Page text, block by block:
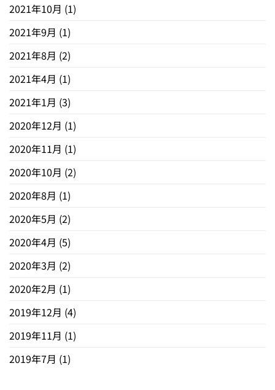
2021年10月 (1)
2021年9月 (1)
2021年8月 (2)
2021年4月 (1)
2021年1月 (3)
2020年12月 (1)
2020年11月 (1)
2020年10月 (2)
2020年8月 (1)
2020年5月 (2)
2020年4月 (5)
2020年3月 (2)
2020年2月 (1)
2019年12月 (4)
2019年11月 (1)
2019年7月 (1)